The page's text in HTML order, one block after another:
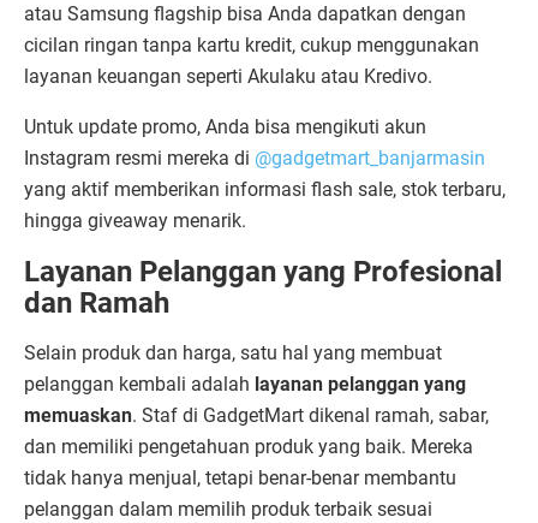
atau Samsung flagship bisa Anda dapatkan dengan
cicilan ringan tanpa kartu kredit, cukup menggunakan
layanan keuangan seperti Akulaku atau Kredivo.
Untuk update promo, Anda bisa mengikuti akun
Instagram resmi mereka di @gadgetmart_banjarmasin
yang aktif memberikan informasi flash sale, stok terbaru,
hingga giveaway menarik.
Layanan Pelanggan yang Profesional
dan Ramah
Selain produk dan harga, satu hal yang membuat
pelanggan kembali adalah layanan pelanggan yang
memuaskan. Staf di GadgetMart dikenal ramah, sabar,
dan memiliki pengetahuan produk yang baik. Mereka
tidak hanya menjual, tetapi benar-benar membantu
pelanggan dalam memilih produk terbaik sesuai